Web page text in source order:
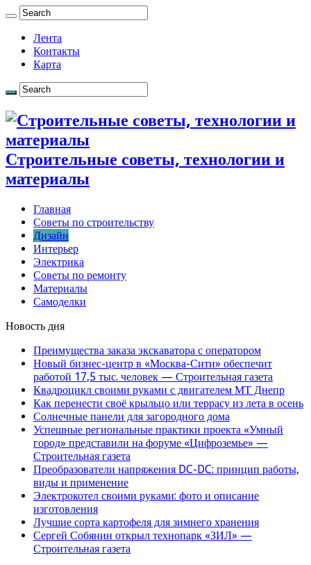
Лента
Контакты
Карта
Строительные советы, технологии и
материалы
Главная
Советы по строительству
Дизайн
Интерьер
Электрика
Советы по ремонту
Материалы
Самоделки
Новость дня
Преимущества заказа экскаватора с оператором
Новый бизнес-центр в «Москва-Сити» обеспечит
работой 17,5 тыс. человек — Строительная газета
Квадроцикл своими руками с двигателем МТ Днепр
Как перенести своё крыльцо или террасу из лета в осень
Солнечные панели для загородного дома
Успешные региональные практики проекта «Умный
город» представили на форуме «Цифроземье» —
Строительная газета
Преобразователи напряжения DC-DC: принцип работы,
виды и применение
Электрокотел своими руками: фото и описание
изготовления
Лучшие сорта картофеля для зимнего хранения
Сергей Собянин открыл технопарк «ЗИЛ» —
Строительная газета